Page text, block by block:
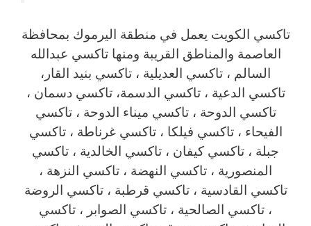
تاكسي الكويت يعمل في منطقة اليرموك بمحافظة
العاصمة والمناطق القريبة ‎ومنها تاكسي عبدالله
السالم ، تاكسي العديلية ، تاكسي بنيد القار،
تاكسي الدعية ، تاكسي الدسمة، تاكسي دسمان ،
تاكسي الدوحة ، تاكسي ميناء الدوحة ، تاكسي
الفيحاء ، تاكسي فيلكا ، تاكسي غرناطة ، تاكسي
جبلة ، تاكسي كيفان ، تاكسي الخالدية ، تاكسي
المنصورية ، تاكسي النهضة ، تاكسي النزهة ،
تاكسي القادسية ، تاكسي قرطبة ، تاكسي الروضة
، تاكسي الصالحية ، تاكسي الصوابر ، تاكسي